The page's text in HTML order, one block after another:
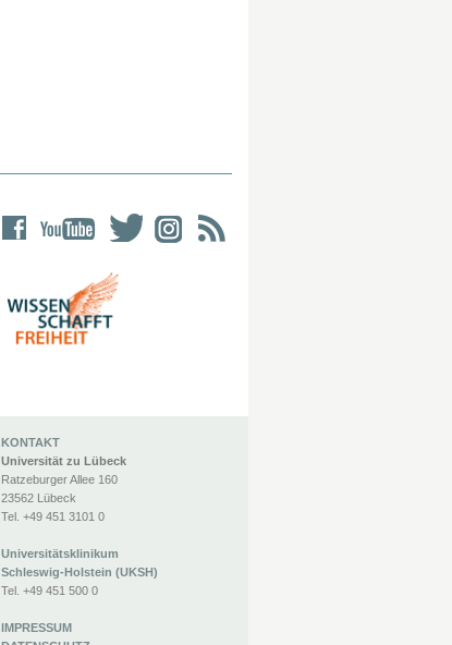
KONTAKT
Universität zu Lübeck
Ratzeburger Allee 160
23562 Lübeck
Tel. +49 451 3101 0
Universitätsklinikum
Schleswig-Holstein (UKSH)
Tel. +49 451 500 0
IMPRESSUM